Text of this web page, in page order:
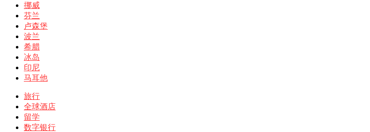
挪威
芬兰
卢森堡
波兰
希腊
冰岛
印尼
马耳他
旅行
全球酒店
留学
数字银行